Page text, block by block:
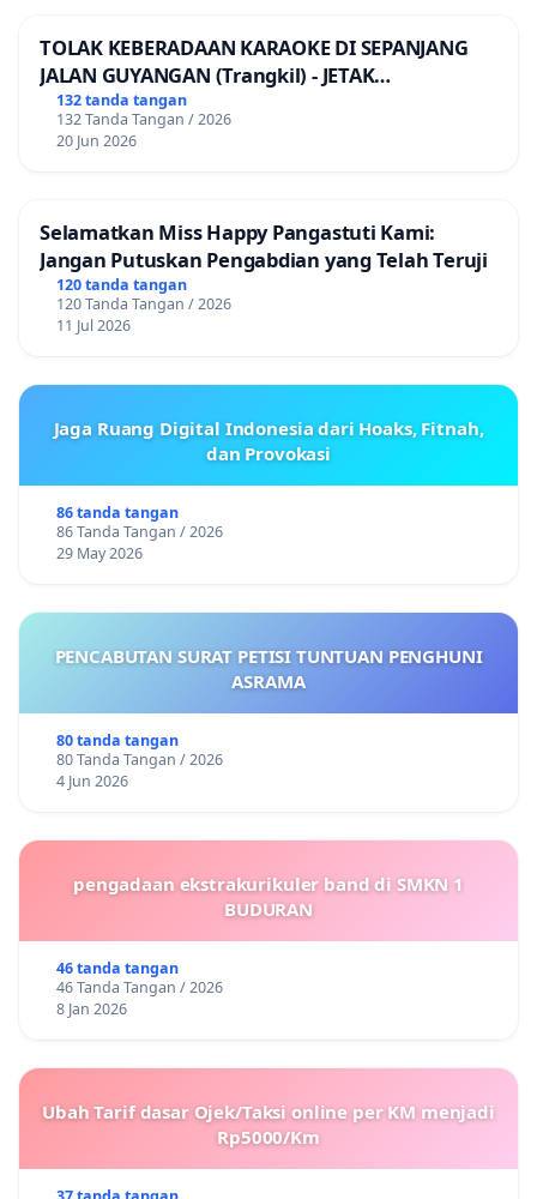
Bapak Menteri, kurang pantas rasanya bila kami
berpanjang lebar dan meminta terlalu banyak kepada
Bapak, oleh karena itu kami memohon maaf yang
sebesar-besarnya, semoga Bapak berkenan
Semoga kesejahteraan dan kebahagiaan akan
menyertai Bapak beserta seluruh keluarga.
Wassalamu'alaikum warohmatullaahi wabarokaatuh
Operator Sekolah Dari Seluruh Indonesia
TOLAK KEBERADAAN KARAOKE DI SEPANJANG
JALAN GUYANGAN (Trangkil) - JETAK
(Wedarijaksa) Kab. PATI
132 tanda tangan
132 Tanda Tangan / 2026
20 Jun 2026
Selamatkan Miss Happy Pangastuti Kami:
Jangan Putuskan Pengabdian yang Telah Teruji
120 tanda tangan
120 Tanda Tangan / 2026
11 Jul 2026
Jaga Ruang Digital Indonesia dari Hoaks, Fitnah,
dan Provokasi
86 tanda tangan
86 Tanda Tangan / 2026
29 May 2026
PENCABUTAN SURAT PETISI TUNTUAN PENGHUNI
ASRAMA
80 tanda tangan
80 Tanda Tangan / 2026
4 Jun 2026
pengadaan ekstrakurikuler band di SMKN 1
BUDURAN
46 tanda tangan
46 Tanda Tangan / 2026
8 Jan 2026
Ubah Tarif dasar Ojek/Taksi online per KM menjadi
Rp5000/Km